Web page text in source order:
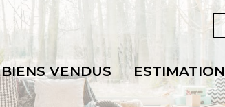
BIENS VENDUS ESTIMATION